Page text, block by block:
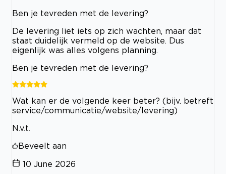
Ben je tevreden met de levering?
De levering liet iets op zich wachten, maar dat
staat duidelijk vermeld op de website. Dus
eigenlijk was alles volgens planning.
Ben je tevreden met de levering?
Wat kan er de volgende keer beter? (bijv. betreft
service/communicatie/website/levering)
N.v.t.
Beveelt aan
10 June 2026